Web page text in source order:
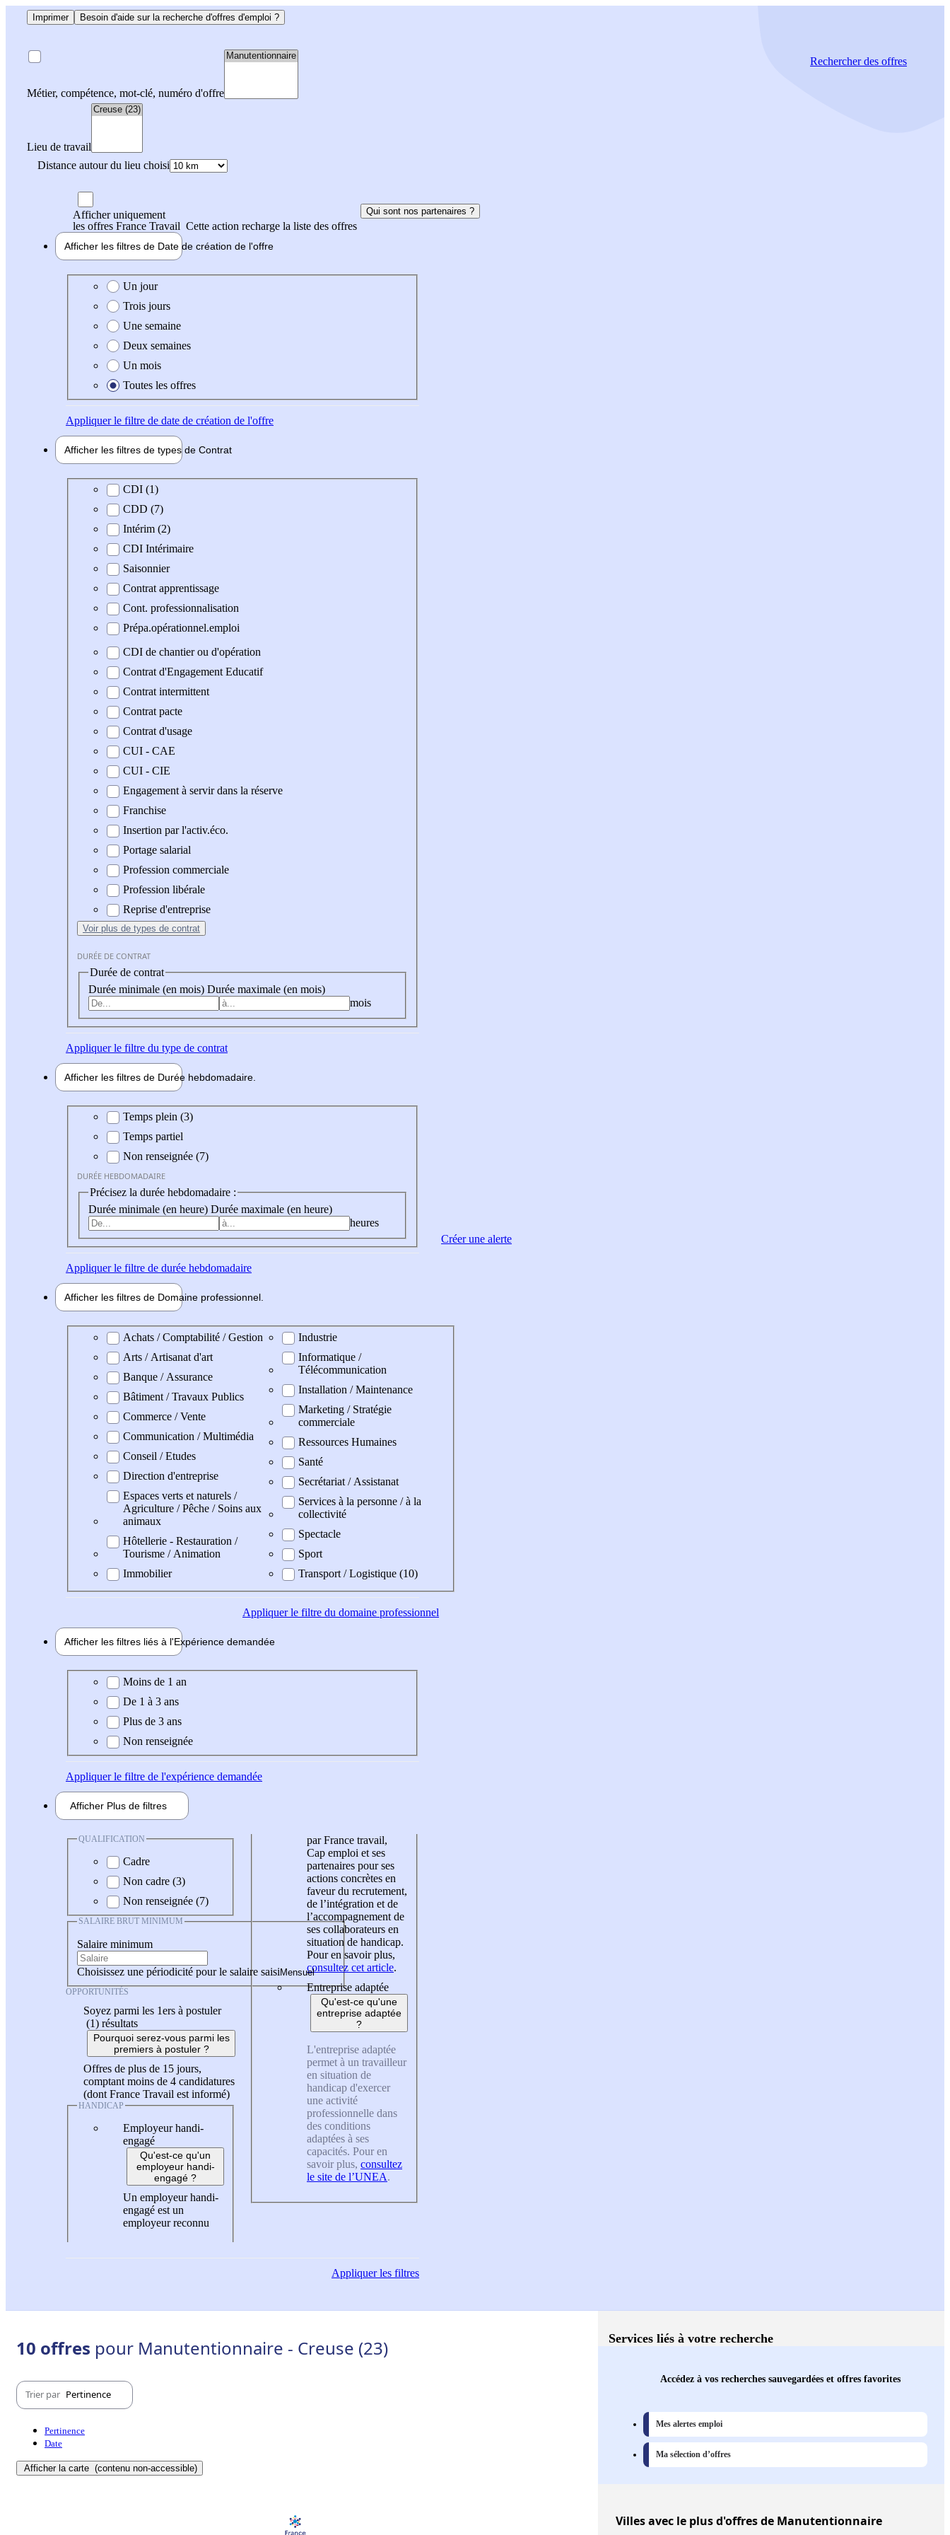
Imprimer Besoin d'aide sur la recherche d'offres d'emploi ?
Métier, compétence, mot-clé, numéro d'offre
Lieu de travail
Distance autour du lieu choisi
Rechercherdes offres
Afficher uniquement
les offres France Travail Cette action recharge la liste des offres
Qui sont nos partenaires ?
Afficher les filtres de Date de création de l'offre
Date de création de l'offre
Un jour
Trois jours
Une semaine
Deux semaines
Un mois
Toutes les offres
Appliquerle filtre de date de création de l'offre
Afficher les filtres de types de Contrat
Type de contrat
CDI (1)
CDD (7)
Intérim (2)
CDI Intérimaire
Saisonnier
Contrat apprentissage
Cont. professionnalisation
Prépa.opérationnel.emploi
CDI de chantier ou d'opération
Contrat d'Engagement Educatif
Contrat intermittent
Contrat pacte
Contrat d'usage
CUI - CAE
CUI - CIE
Engagement à servir dans la réserve
Franchise
Insertion par l'activ.éco.
Portage salarial
Profession commerciale
Profession libérale
Reprise d'entreprise
Voir plus de types de contrat
DURÉE DE CONTRAT
Durée de contrat
Durée minimale (en mois) Durée maximale (en mois)
mois
Appliquerle filtre du type de contrat
Afficher les filtres de Durée hebdomadaire
Durée hebdomadaire
Temps plein (3)
Temps partiel
Non renseignée (7)
DURÉE HEBDOMADAIRE
Précisez la durée hebdomadaire :
Durée minimale (en heure) Durée maximale (en heure)
heures
Appliquerle filtre de durée hebdomadaire
Afficher les filtres de Domaine professionnel
Domaine professionel
Achats / Comptabilité / Gestion
Arts / Artisanat d'art
Banque / Assurance
Bâtiment / Travaux Publics
Commerce / Vente
Communication / Multimédia
Conseil / Etudes
Direction d'entreprise
Espaces verts et naturels /
Agriculture / Pêche / Soins aux
animaux
Hôtellerie - Restauration /
Tourisme / Animation
Immobilier
Industrie
Informatique /
Télécommunication
Installation / Maintenance
Marketing / Stratégie
commerciale
Ressources Humaines
Santé
Secrétariat / Assistanat
Services à la personne / à la
collectivité
Spectacle
Sport
Transport / Logistique (10)
Appliquerle filtre du domaine professionnel
Afficher les filtres liés à l'Expérience demandée
Expérience demandée
Moins de 1 an
De 1 à 3 ans
Plus de 3 ans
Non renseignée
Appliquerle filtre de l'expérience demandée
Afficher Plus de filtres
QUALIFICATION
Cadre
Non cadre (3)
Non renseignée (7)
SALAIRE BRUT MINIMUM
Salaire minimum
Choisissez une périodicité pour le salaire saisi
OPPORTUNITÉS
Soyez parmi les 1ers à postuler
(1) résultats
Pourquoi serez-vous parmi les
premiers à postuler ?
Offres de plus de 15 jours,
comptant moins de 4 candidatures
(dont France Travail est informé)
HANDICAP
Employeur handi-
engagé
Qu'est-ce qu'un
employeur handi-
engagé ?
Un employeur handi-
engagé est un
employeur reconnu
par France travail,
Cap emploi et ses
partenaires pour ses
actions concrètes en
faveur du recrutement,
de l’intégration et de
l’accompagnement de
ses collaborateurs en
situation de handicap.
Pour en savoir plus,
consultez cet article.
Entreprise adaptée
Qu'est-ce qu'une
entreprise adaptée
?
L'entreprise adaptée
permet à un travailleur
en situation de
handicap d'exercer
une activité
professionnelle dans
des conditions
adaptées à ses
capacités. Pour en
savoir plus, consultez
le site de l’UNEA.
Appliquerles filtres
Créer une alerte
10 offres pour Manutentionnaire - Creuse (23)
Trier par Pertinence
Pertinence
Date
Afficher la carte (contenu non-accessible)
Services liés à votre recherche
Accédez à vos recherches sauvegardées et offres favorites
Mes alertes emploi
Ma sélection d’offres
Villesavec le plus d'offres de Manutentionnaire